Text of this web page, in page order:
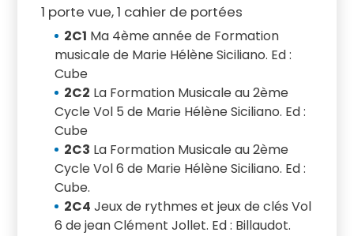
1 porte vue, 1 cahier de portées
2C1 Ma 4ème année de Formation
musicale de Marie Hélène Siciliano. Ed :
Cube
2C2 La Formation Musicale au 2ème
Cycle Vol 5 de Marie Hélène Siciliano. Ed :
Cube
2C3 La Formation Musicale au 2ème
Cycle Vol 6 de Marie Hélène Siciliano. Ed :
Cube.
2C4 Jeux de rythmes et jeux de clés Vol
6 de jean Clément Jollet. Ed : Billaudot.